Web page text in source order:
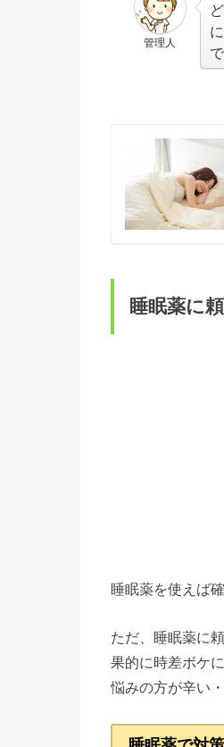
管理人
睡眠薬に
睡眠薬を使えば
ただ、睡眠薬に
果的に時差ボケ
悩みの方が辛い